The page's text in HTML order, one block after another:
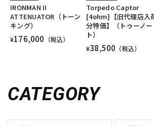
IRONMAN II
ATTENUATOR（トーン
キング）
¥176,000 （税込）
Torpedo Captor
[4ohm]【旧代理店入
分特価】（トゥーノー
ト）
¥38,500 （税込）
CATEGORY